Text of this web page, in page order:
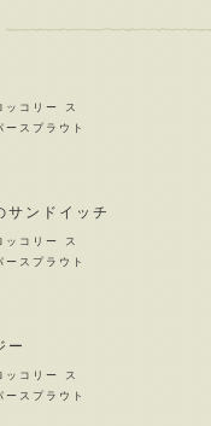
ッコリー ス
ースプラウト
サンドイッチ
ッコリー ス
ースプラウト
ー
ッコリー ス
ースプラウト